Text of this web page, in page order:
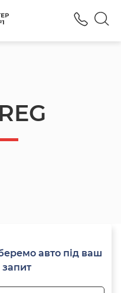
авто під ваш